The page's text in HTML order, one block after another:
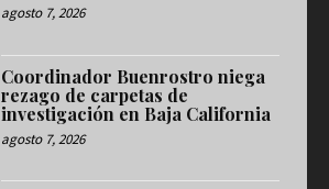
agosto 7, 2026
Coordinador Buenrostro niega
rezago de carpetas de
investigación en Baja California
agosto 7, 2026